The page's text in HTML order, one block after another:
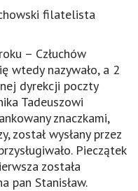
filatelista
– Człuchów
wtedy nazywało, a 2
dyrekcji poczty
Tadeuszowi
znaczkami,
został wysłany przez
Pieczątek
została
pan Stanisław.